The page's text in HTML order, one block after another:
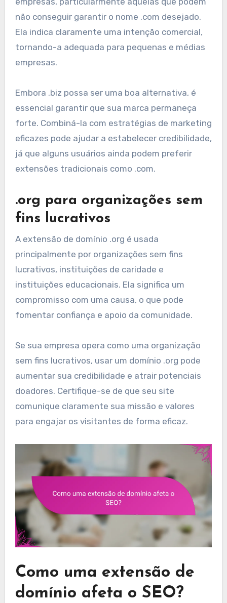
não conseguir garantir o nome .com desejado.
Ela indica claramente uma intenção comercial,
tornando-a adequada para pequenas e médias
empresas.
Embora .biz possa ser uma boa alternativa, é
essencial garantir que sua marca permaneça
forte. Combiná-la com estratégias de marketing
eficazes pode ajudar a estabelecer credibilidade,
já que alguns usuários ainda podem preferir
extensões tradicionais como .com.
.org para organizações sem
fins lucrativos
A extensão de domínio .org é usada
principalmente por organizações sem fins
lucrativos, instituições de caridade e
instituições educacionais. Ela significa um
compromisso com uma causa, o que pode
fomentar confiança e apoio da comunidade.
Se sua empresa opera como uma organização
sem fins lucrativos, usar um domínio .org pode
aumentar sua credibilidade e atrair potenciais
doadores. Certifique-se de que seu site
comunique claramente sua missão e valores
para engajar os visitantes de forma eficaz.
Como uma extensão de
domínio afeta o SEO?